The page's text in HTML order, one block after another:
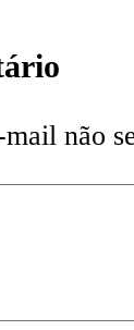
não